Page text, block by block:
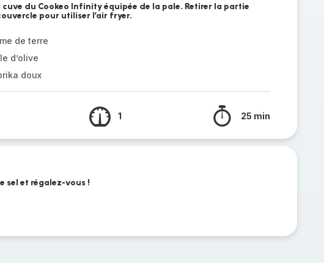
cuve du Cookeo Infinity équipée de la pale. Retirer la partie
pour utiliser l’air fryer.
de terre
d’olive
doux
1 25 min
sel et régalez-vous !